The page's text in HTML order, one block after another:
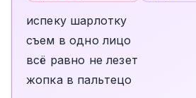
испеку шарлотку
съем в одно лицо
всё равно не лезет
жопка в пальтецо